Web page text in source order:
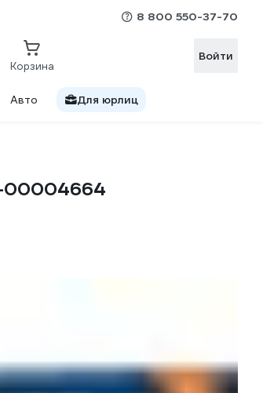
8 800 550-37-70
Корзина
Войти
Авто Для юрлиц
00004664